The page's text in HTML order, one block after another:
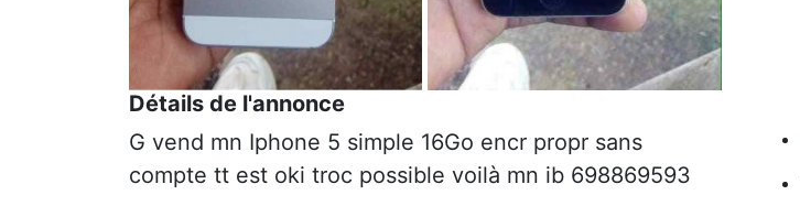
Détails de l'annonce
G vend mn Iphone 5 simple 16Go encr propr sans
compte tt est oki troc possible voilà mn ib 698869593